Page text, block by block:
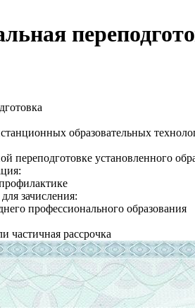
образовательных
переподготовке установленного
зачисления:
профессионального образования
частичная рассрочка